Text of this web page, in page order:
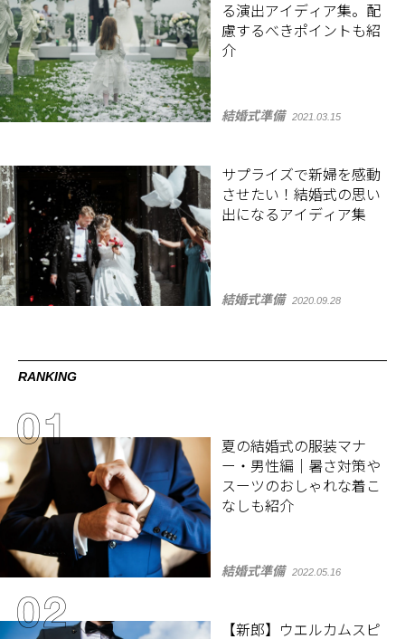
る演出アイディア集。配
慮するべきポイントも紹
介
結婚式準備 2021.03.15
サプライズで新婦を感動
させたい！結婚式の思い
出になるアイディア集
結婚式準備 2020.09.28
RANKING
夏の結婚式の服装マナ
ー・男性編｜暑さ対策や
スーツのおしゃれな着こ
なしも紹介
結婚式準備 2022.05.16
【新郎】ウエルカムスピ